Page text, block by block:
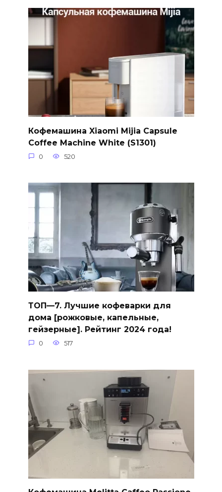
Кофемашина Xiaomi Mijia Capsule
Coffee Machine White (S1301)
0 520
ТОП—7. Лучшие кофеварки для
дома [рожковые, капельные,
гейзерные]. Рейтинг 2024 года!
0 517